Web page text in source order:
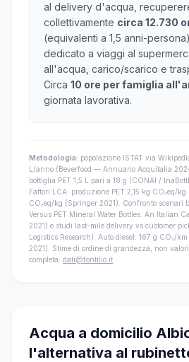
al delivery d'acqua,
collettivamente circa 12.730
(equivalenti a 1,5 anni-
dedicato a viaggi al
all'acqua, carico/scarico e
Circa 10 ore per famiglia
giornata lavorativa.
Metodologia: popolazione ISTAT via
L/anno (Beverfood — Annuario Acquitalia
bottiglia PET 1,5 L pari a 18 g (CONAI /
Fattori LCA: produzione PET 2,15 kg CO₂eq/
CO₂eq/kg (Springer 2021). Confronto scenari
Versus PET Mineral Water Bottles: An Italian
2021) e studi last-mile delivery vs customer
Logistics Research). Auto diesel: 167 g CO₂/
2021). Stime di ordine di grandezza, non
completa: dati@fontilio.it
Acqua a domicilio
l'alternativa al